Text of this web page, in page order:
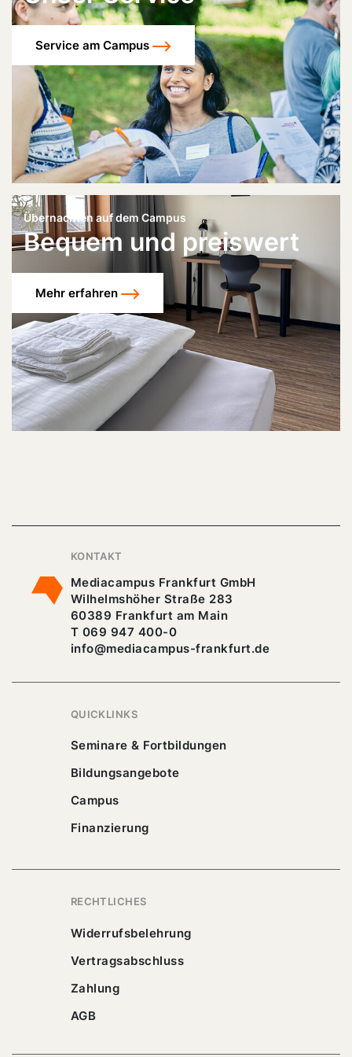
Service am Campus
Übernachten auf dem Campus
Bequem und preiswert
Mehr erfahren
KONTAKT
Mediacampus Frankfurt GmbH
Wilhelmshöher Straße 283
60389 Frankfurt am Main
T 069 947 400-0
info@mediacampus-frankfurt.de
QUICKLINKS
Seminare & Fortbildungen
Bildungsangebote
Campus
Finanzierung
RECHTLICHES
Widerrufsbelehrung
Vertragsabschluss
Zahlung
AGB